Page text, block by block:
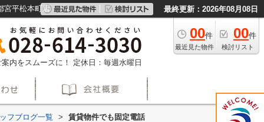
宮平松本町店 最終更新：2026年08月08日
00件
最近見た物件
00件
検討リスト
内をスムーズに！ 定休日：毎週水曜日
フブログ一覧 >
賃貸物件でも固定電話